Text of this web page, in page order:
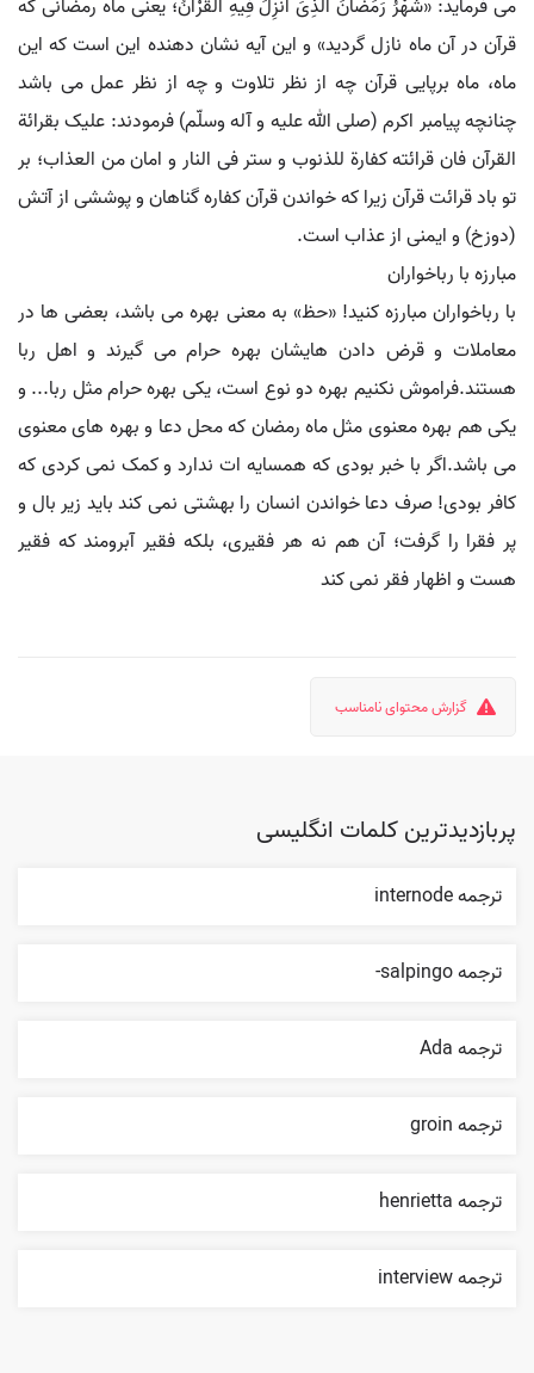
می فرماید: «شَهْرُ رَمَضَانَ الَّذِیَ اُنزِلَ فِیهِ الْقُرْآنُ؛ یعنی ماه رمضانی که
قرآن در آن ماه نازل گردید» و این آیه نشان دهنده این است که این
ماه، ماه برپایی قرآن چه از نظر تلاوت و چه از نظر عمل می باشد
چنانچه پیامبر اکرم (صلی الله علیه و آله وسلّم) فرمودند: علیک بقرائة
القرآن فان قرائته کفارة للذنوب و ستر فی النار و امان من العذاب؛ بر
تو باد قرائت قرآن زیرا که خواندن قرآن کفاره گناهان و پوششی از آتش
(دوزخ) و ایمنی از عذاب است.
مبارزه با رباخواران
با رباخواران مبارزه کنید! «حظ» به معنی بهره می باشد، بعضی ها در
معاملات و قرض دادن هایشان بهره حرام می گیرند و اهل ربا
هستند.فراموش نکنیم بهره دو نوع است، یکی بهره حرام مثل ربا... و
یکی هم بهره معنوی مثل ماه رمضان که محل دعا و بهره های معنوی
می باشد.اگر با خبر بودی که همسایه ات ندارد و کمک نمی کردی که
کافر بودی! صرف دعا خواندن انسان را بهشتی نمی کند باید زیر بال و
پر فقرا را گرفت؛ آن هم نه هر فقیری، بلکه فقیر آبرومند که فقیر
هست و اظهار فقر نمی کند
گزارش محتوای نامناسب
پربازدیدترین کلمات انگلیسی
ترجمه internode
ترجمه salpingo-
ترجمه Ada
ترجمه groin
ترجمه henrietta
ترجمه interview